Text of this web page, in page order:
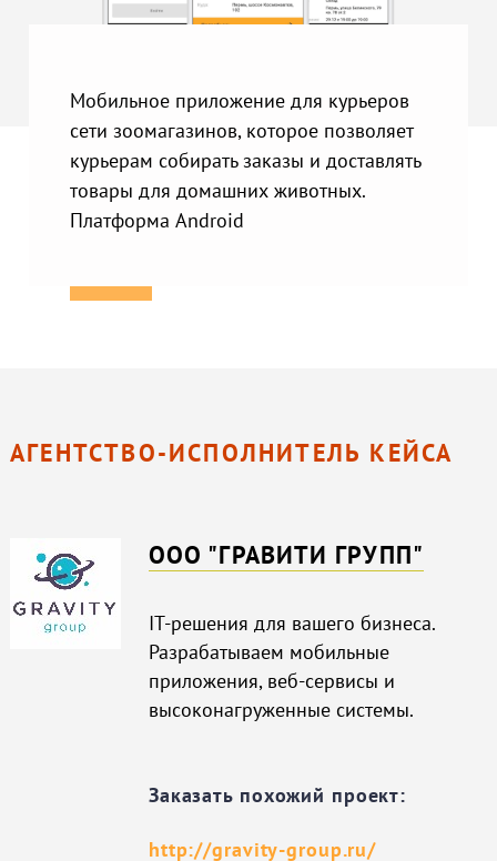
Мобильное приложение для курьеров
сети зоомагазинов, которое позволяет
курьерам собирать заказы и доставлять
товары для домашних животных.
Платформа Android
АГЕНТСТВО-ИСПОЛНИТЕЛЬ КЕЙСА
ООО "ГРАВИТИ ГРУПП"
IT-решения для вашего бизнеса.
Разрабатываем мобильные
приложения, веб-сервисы и
высоконагруженные системы.
Заказать похожий проект:
http://gravity-group.ru/